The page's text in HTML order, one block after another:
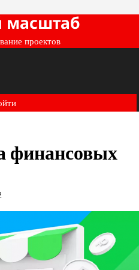
масштаб
проектов
финансовых